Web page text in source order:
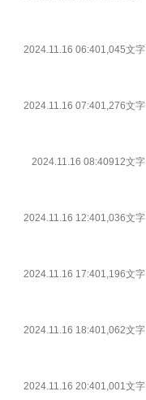
2024.11.16 06:401,045文字
2024.11.16 07:401,276文字
2024.11.16 08:40912文字
2024.11.16 12:401,036文字
2024.11.16 17:401,196文字
2024.11.16 18:401,062文字
2024.11.16 20:401,001文字